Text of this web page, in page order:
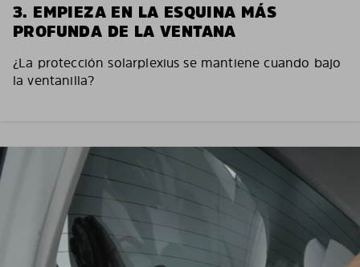
3. EMPIEZA EN LA ESQUINA MÁS
PROFUNDA DE LA VENTANA
¿La protección solarplexius se mantiene cuando bajo
la ventanilla?